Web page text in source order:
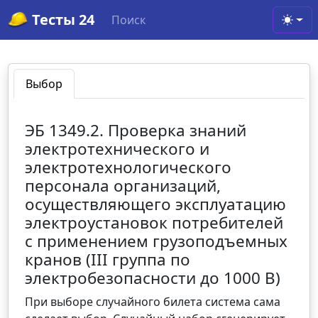
Тесты 24 Поиск
Выбор
ЭБ 1349.2. Проверка знаний
электротехнического и
электротехнологического
персонала организаций,
осуществляющего эксплуатацию
электроустановок потребителей
с применением грузоподъемных
кранов (III группа по
электробезопасности до 1000 В)
При выборе случайного билета система сама